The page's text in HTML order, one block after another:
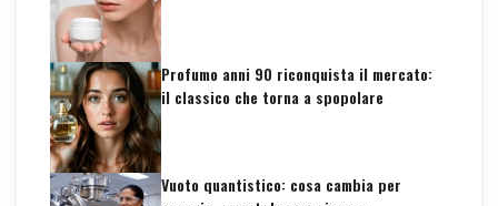
Profumo anni 90 riconquista il mercato:
il classico che torna a spopolare
Vuoto quantistico: cosa cambia per